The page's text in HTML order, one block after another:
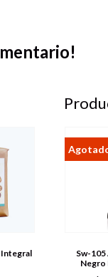
Integral
Sw-
Negro